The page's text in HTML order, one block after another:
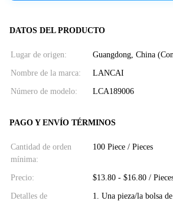
DATOS DEL PRODUCTO
Lugar de origen: Guangdong, China
Nombre de la marca: LANCAI
Número de modelo: LCA189006
PAGO Y ENVÍO TÉRMINOS
Cantidad de orden
mínima:
100 Piece / Pieces
Precio: $13.80 - $16.80 /
Detalles de
1. Una pieza/la bolsa